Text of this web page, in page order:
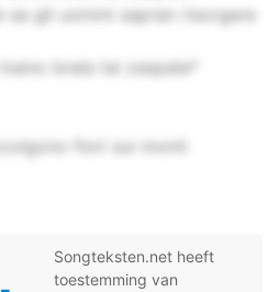
se gli uomini sapran risorgere
brala tai zaspala*
fiori sui monti
Songteksten.net heeft
toestemming van